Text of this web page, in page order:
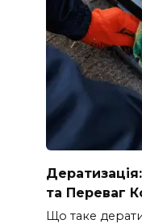
та Переваг
Що таке